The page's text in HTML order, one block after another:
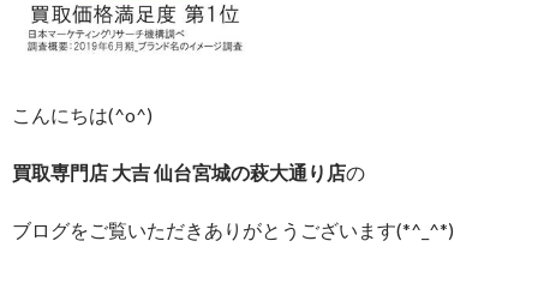
こんにちは(^o^)
買取専門店 大吉 仙台宮城の萩大通り店の
ブログをご覧いただきありがとうございます(*^_^*)